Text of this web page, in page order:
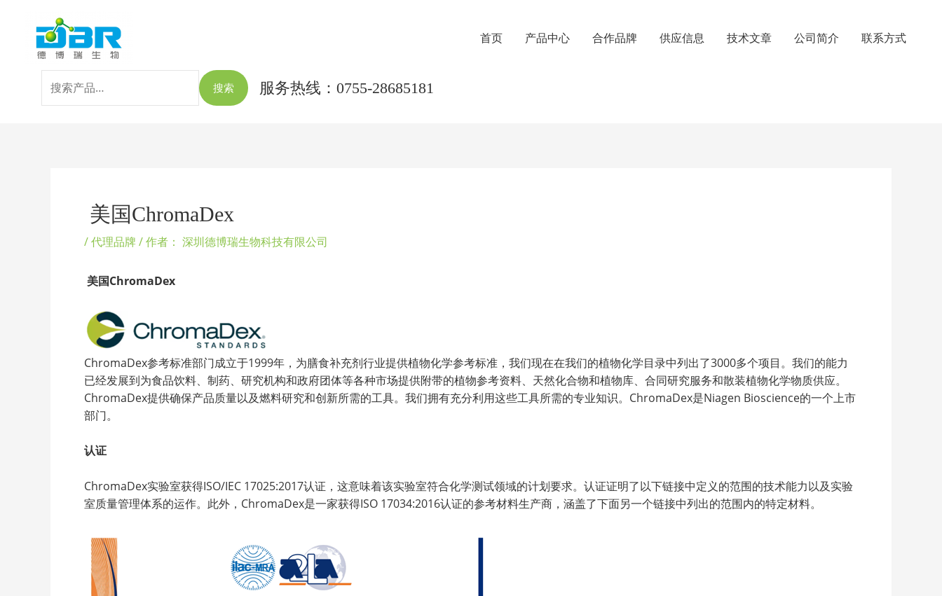
首页 产品中心 合作品牌 供应信息 技术文章 公司简介 联系方式
索：
搜索 服务热线：0755-28685181
美国ChromaDex
/代理品牌/ 作者： 深圳德博瑞生物科技有限公司
美国ChromaDex
ChromaDex参考标准部门成立于1999年，为膳食补充剂行业提供植物化学参考标准，我们现在在我们的植物化学目录中列出了3000多个项目。我们的能力
已经发展到为食品饮料、制药、研究机构和政府团体等各种市场提供附带的植物参考资料、天然化合物和植物库、合同研究服务和散装植物化学物质供应。
ChromaDex提供确保产品质量以及燃料研究和创新所需的工具。我们拥有充分利用这些工具所需的专业知识。ChromaDex是Niagen Bioscience的一个上市
部门。
认证
ChromaDex实验室获得ISO/IEC 17025:2017认证，这意味着该实验室符合化学测试领域的计划要求。认证证明了以下链接中定义的范围的技术能力以及实验
室质量管理体系的运作。此外，ChromaDex是一家获得ISO 17034:2016认证的参考材料生产商，涵盖了下面另一个链接中列出的范围内的特定材料。